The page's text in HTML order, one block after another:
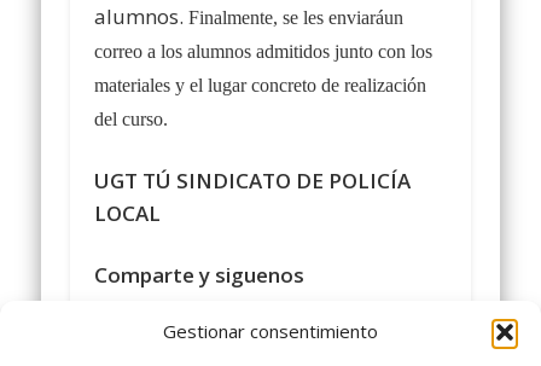
Gestionar consentimiento
alumnos.Finalmente, se les enviaráun
correo a los alumnos admitidos junto con los
materiales y el lugar concreto de realización
del curso.
UGT TÚ SINDICATO DE POLICÍA
LOCAL
Comparte y siguenos
https://www.facebook.com/